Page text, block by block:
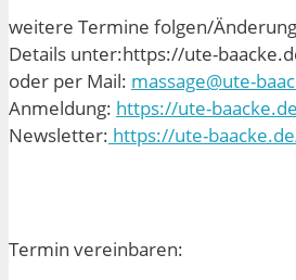
weitere Termine folgen/
Details unter:https://ute-
oder per Mail: massage@ute-
Anmeldung: https://ute-
Newsletter: https://ute-
Termin vereinbaren: